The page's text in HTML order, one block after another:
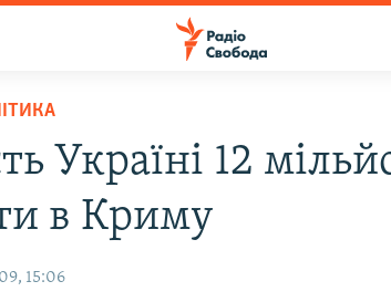
Україні 12
в Криму
15:06